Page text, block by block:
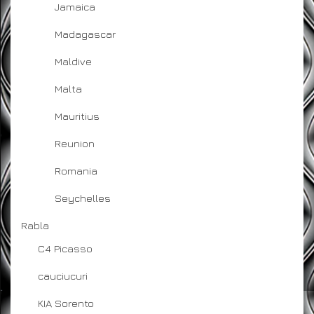
Jamaica
Madagascar
Maldive
Malta
Mauritius
Reunion
Romania
Seychelles
Rabla
C4 Picasso
cauciucuri
KIA Sorento